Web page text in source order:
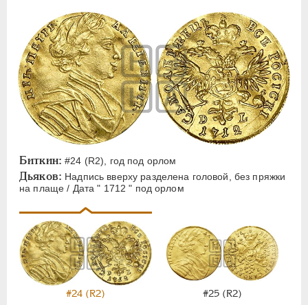
Биткин: #24 (R2), год под орлом
Дьяков: Надпись вверху разделена головой, без пряжки
на плаще / Дата " 1712 " под орлом
#24 (R2) #25 (R2)